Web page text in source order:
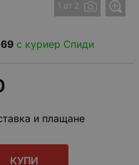
1 от 2
с куриер Спиди
и плащане
КУПИ